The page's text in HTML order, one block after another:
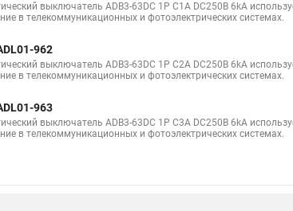
выключатель ADB3-63DC 1P C1A DC250В 6kA
в телекоммуникационных и фотоэлектрических системах.
962
выключатель ADB3-63DC 1P C2A DC250В 6kA
в телекоммуникационных и фотоэлектрических системах.
963
выключатель ADB3-63DC 1P C3A DC250В 6kA
в телекоммуникационных и фотоэлектрических системах.